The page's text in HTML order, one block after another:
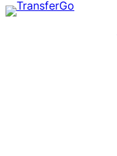
Перейти